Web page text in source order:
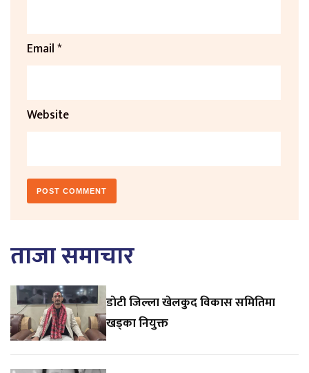
Email*
Website
ताजा समाचार
डाेटी जिल्ला खेलकुद विकास समितिमा
खड्का नियुक्त